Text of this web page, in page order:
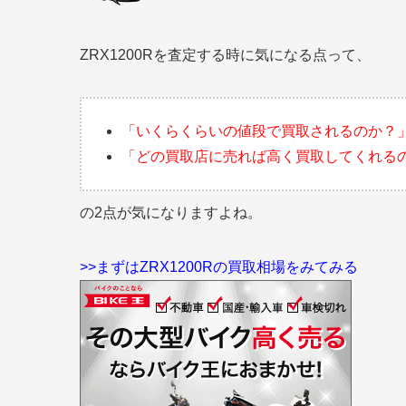
ZRX1200Rを査定する時に気になる点って、
「いくらくらいの値段で買取されるのか？」
「どの買取店に売れば高く買取してくれる
の2点が気になりますよね。
>>まずはZRX1200Rの買取相場をみてみる